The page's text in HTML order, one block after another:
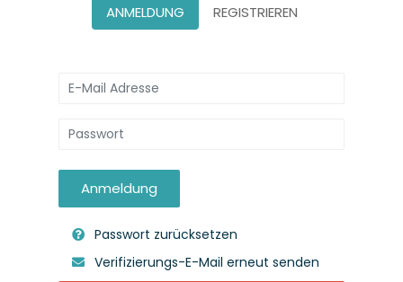
ANMELDUNG REGISTRIEREN
Anmeldung
Passwort zurücksetzen
Verifizierungs-E-Mail erneut senden